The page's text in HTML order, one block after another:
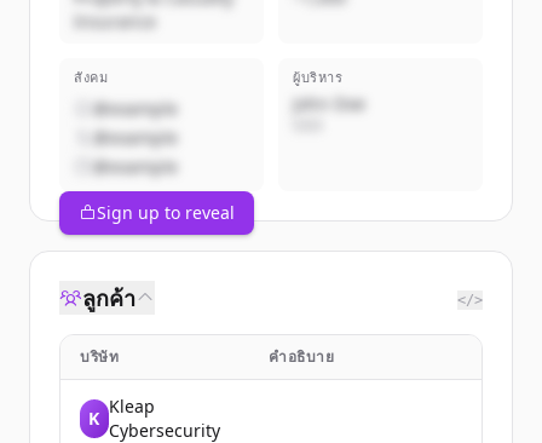
Insurance
สังคม
@example
@example
@example
ผู้บริหาร
John Doe
Sign up to reveal
ลูกค้า </>
บริษัท คำอธิบาย
K
Kleap
Cybersecurity